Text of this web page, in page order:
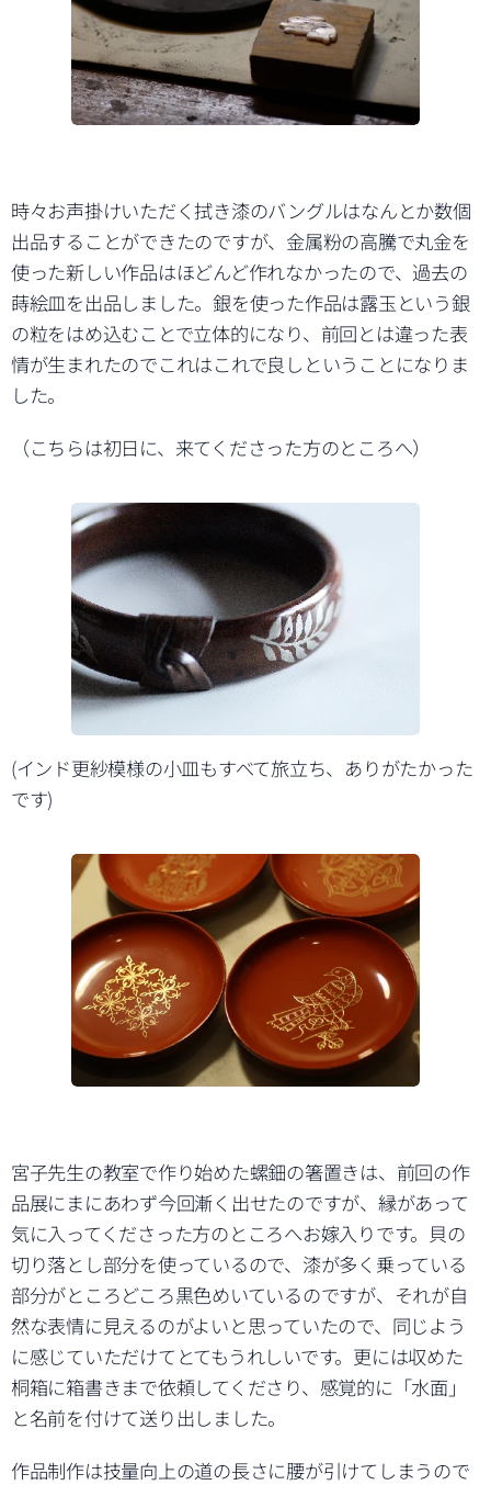
時々お声掛けいただく拭き漆のバングルはなんとか数個
出品することができたのですが、金属粉の高騰で丸金を
使った新しい作品はほどんど作れなかったので、過去の
蒔絵皿を出品しました。銀を使った作品は露玉という銀
の粒をはめ込むことで立体的になり、前回とは違った表
情が生まれたのでこれはこれで良しということになりま
した。
（こちらは初日に、来てくださった方のところへ）
(インド更紗模様の小皿もすべて旅立ち、ありがたかった
です)
宮子先生の教室で作り始めた螺鈿の箸置きは、前回の作
品展にまにあわず今回漸く出せたのですが、縁があって
気に入ってくださった方のところへお嫁入りです。貝の
切り落とし部分を使っているので、漆が多く乗っている
部分がところどころ黒色めいているのですが、それが自
然な表情に見えるのがよいと思っていたので、同じよう
に感じていただけてとてもうれしいです。更には収めた
桐箱に箱書きまで依頼してくださり、感覚的に「水面」
と名前を付けて送り出しました。
作品制作は技量向上の道の長さに腰が引けてしまうので